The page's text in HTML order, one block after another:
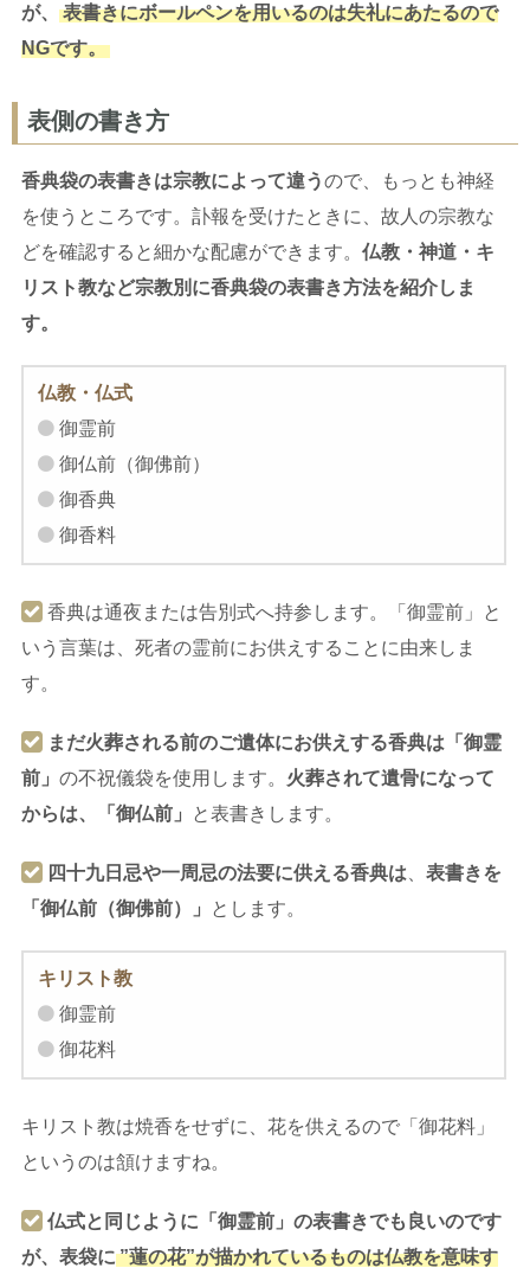
が、
表書きにボールペンを用いるのは失礼にあたるので
NGです。
表側の書き方
香典袋の表書きは宗教によって違うので、もっとも神経
を使うところです。訃報を受けたときに、故人の宗教な
どを確認すると細かな配慮ができます。 仏教・神道・キ
リスト教など宗教別に香典袋の表書き方法を紹介しま
す。
仏教・仏式
御霊前
御仏前（御佛前）
御香典
御香料
香典は通夜または告別式へ持参します。「御霊前」と
いう言葉は、死者の霊前にお供えすることに由来しま
す。
まだ火葬される前のご遺体にお供えする香典は「御霊
前」 の不祝儀袋を使用します。 火葬されて遺骨になって
からは、「御仏前」
と表書きします。
四十九日忌や一周忌の法要に供える香典は
表書きを
「御仏前（御佛前）」
とします。
キリスト教
御霊前
御花料
キリスト教は焼香をせずに、花を供えるので「御花料」
というのは頷けますね。
仏式と同じように「御霊前」の表書きでも良いのです
が、表袋に ”蓮の花”が描かれているものは仏教を意味す